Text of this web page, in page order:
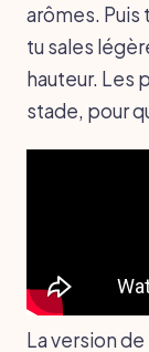
arômes.
tu sales
hauteur. Les
stade, pour
La version